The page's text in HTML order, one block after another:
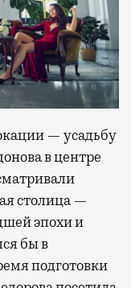
— усадьбу
в центре
столица —
эпохи и
бы в
подготовки